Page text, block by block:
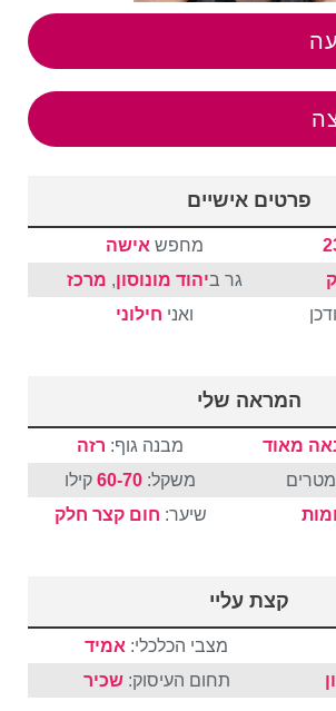
פרטים אישיים
מחפש אישה
גר ביהוד מונוסון, מרכז
ואני חילוני
המראה שלי
מאוד מבנה גוף: רזה
מטרים משקל: 60-70 קילו
שיער: חום קצר חלק
קצת עליי
מצבי הכלכלי: אמיד
תחום העיסוק:שכיר